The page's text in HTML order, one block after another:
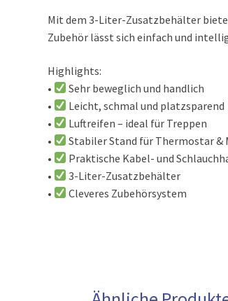
Mit dem 3-Liter-Zusatzbehälter
Zubehör lässt sich einfach und
Highlights:
•
Sehr beweglich und handlich
•
Leicht, schmal und platzsparend
•
Luftreifen – ideal für Treppen
•
Stabiler Stand für Thermostar &
•
Praktische Kabel- und
•
3-Liter-Zusatzbehälter
•
Cleveres Zubehörsystem